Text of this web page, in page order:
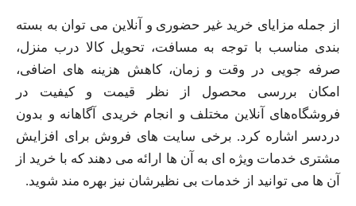
از جمله مزایای خرید غیر حضوری و آنلاین می توان به بسته
بندی مناسب با توجه به مسافت، تحویل کالا درب منزل،
صرفه جویی در وقت و زمان، کاهش هزینه های اضافی،
امکان بررسی محصول از نظر قیمت و کیفیت در
فروشگاه‌های آنلاین مختلف و انجام خریدی آگاهانه و بدون
دردسر اشاره کرد. برخی سایت های فروش برای افزایش
مشتری خدمات ویژه ای به آن ها ارائه می دهند که با خرید از
آن ها می توانید از خدمات بی نظیرشان نیز بهره مند شوید.